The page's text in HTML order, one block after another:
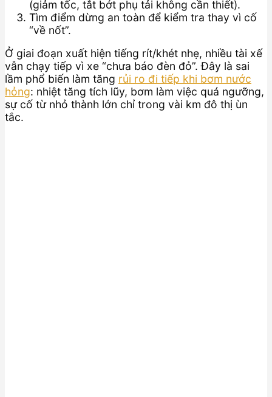
(giảm tốc, tắt bớt phụ tải không cần thiết).
Tìm điểm dừng an toàn để kiểm tra thay vì cố
“về nốt”.
Ở giai đoạn xuất hiện tiếng rít/khét nhẹ, nhiều tài xế
vẫn chạy tiếp vì xe “chưa báo đèn đỏ”. Đây là sai
lầm phổ biến làm tăng rủi ro đi tiếp khi bơm nước
hỏng: nhiệt tăng tích lũy, bơm làm việc quá ngưỡng,
sự cố từ nhỏ thành lớn chỉ trong vài km đô thị ùn
tắc.